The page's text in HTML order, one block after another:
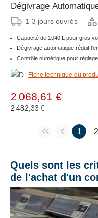
Dégivrage
1-3 jours ouvrés
Capacité de 1040 L pour gros
Dégivrage automatique réduit
Contrôle numérique pour
Fiche technique du
2 068,61 €
2 482,33 €
1 2
Quels sont les
de l'achat d'un